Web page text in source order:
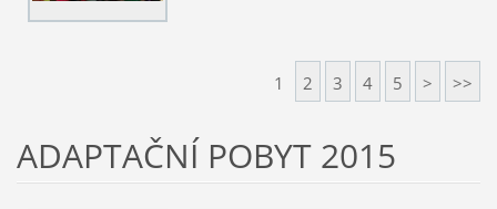
1 2 3 4 5 > >>
ADAPTAČNÍ POBYT 2015